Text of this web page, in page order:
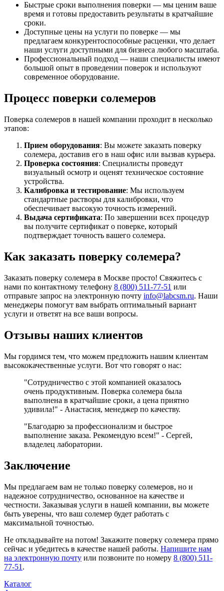
Быстрые сроки выполнения поверки — мы ценим ваше
время и готовы предоставить результаты в кратчайшие
сроки.
Доступные цены на услуги по поверке — мы
предлагаем конкурентоспособные расценки, что делает
наши услуги доступными для бизнеса любого масштаба.
Профессиональный подход — наши специалисты имеют
большой опыт в проведении поверок и используют
современное оборудование.
Процесс поверки солемеров
Поверка солемеров в нашей компании проходит в несколько
этапов:
Прием оборудования: Вы можете заказать поверку
солемера, доставив его в наш офис или вызвав курьера.
Проверка состояния: Специалисты проведут
визуальный осмотр и оценят техническое состояние
устройства.
Калибровка и тестирование: Мы используем
стандартные растворы для калибровки, что
обеспечивает высокую точность измерений.
Выдача сертификата: По завершении всех процедур
вы получите сертификат о поверке, который
подтверждает точность вашего солемера.
Как заказать поверку солемера?
Заказать поверку солемера в Москве просто! Свяжитесь с
нами по контактному телефону 8 (800) 511-77-51 или
отправьте запрос на электронную почту info@labcsm.ru. Наши
менеджеры помогут вам выбрать оптимальный вариант
услуги и ответят на все ваши вопросы.
Отзывы наших клиентов
Мы гордимся тем, что можем предложить нашим клиентам
высококачественные услуги. Вот что говорят о нас:
"Сотрудничество с этой компанией оказалось
очень продуктивным. Поверка солемера была
выполнена в кратчайшие сроки, а цена приятно
удивила!" - Анастасия, менеджер по качеству.
"Благодарю за профессионализм и быстрое
выполнение заказа. Рекомендую всем!" - Сергей,
владелец лаборатории.
Заключение
Мы предлагаем вам не только поверку солемеров, но и
надежное сотрудничество, основанное на качестве и
честности. Заказывая услуги в нашей компании, вы можете
быть уверены, что ваш солемер будет работать с
максимальной точностью.
Не откладывайте на потом! Закажите поверку солемера прямо
сейчас и убедитесь в качестве нашей работы. Напишите нам
на электронную почту или позвоните по номеру 8 (800) 511-
77-51 .
Каталог